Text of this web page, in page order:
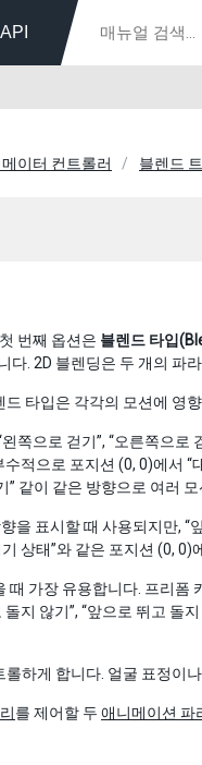
이터 컨트롤러 블렌드
번째 옵션은 블렌드 타입
. 2D 블렌딩은 두 개의 파
타입은 각각의 모션에 영
쪽으로 걷기”, “오른쪽으로
적으로 포지션 (0, 0)에서
같이 같은 방향으로 여러
을 표시할 때 사용되지만, “
상태”와 같은 포지션 (0, 0)
때 가장 유용합니다. 프리
지 않기”, “앞으로 뛰고 돌
하게 합니다. 얼굴 표정이
를 제어할 두 애니메이션 파